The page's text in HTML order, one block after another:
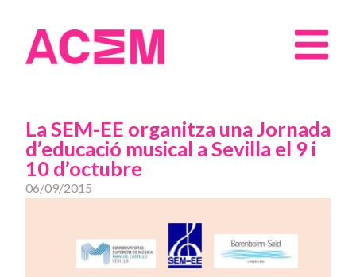
La SEM-EE organitza una Jornada
d’educació musical a Sevilla el 9 i
10 d’octubre
06/09/2015